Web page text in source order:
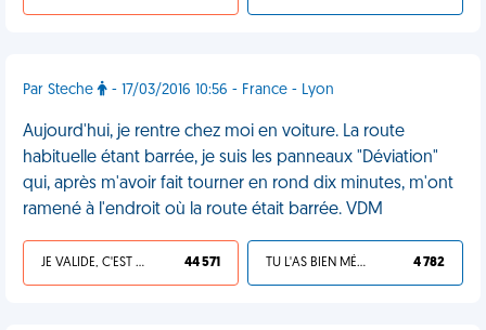
Par Steche - 17/03/2016 10:56 - France - Lyon
Aujourd'hui, je rentre chez moi en voiture. La route
habituelle étant barrée, je suis les panneaux "Déviation"
qui, après m'avoir fait tourner en rond dix minutes, m'ont
ramené à l'endroit où la route était barrée. VDM
JE VALIDE, C'EST UNE VDM 44 571 TU L'AS BIEN MÉRITÉ 4 782